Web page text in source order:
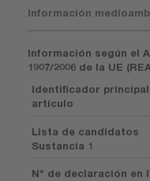
Información
Información según el
1907/2006 de la UE
Identificador
artículo
Lista de candidatos
Sustancia 1
Nº de declaración en